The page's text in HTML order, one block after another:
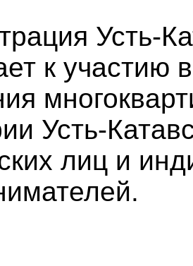
Усть-
к участию
Усть-
лиц и